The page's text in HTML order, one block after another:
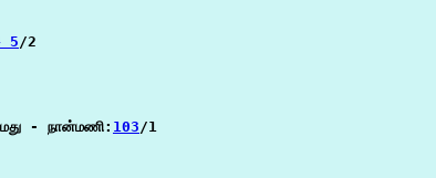
5/2
- நான்மணி: 103/1